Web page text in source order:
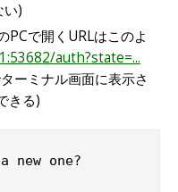
い)
PCで開くURLはこのよ
auth?state=...
ーミナル画面に表示さ
きる)
new one?